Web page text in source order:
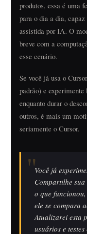
produtos, essa é uma
para o dia a dia,
assistida por IA. O
breve com a
esse cenário.
Se você já usa o
padrão) e
enquanto durar o
outros, é mais um
seriamente o Cursor.
Você já
Compartilhe
o que
ele se compara
Atualizarei esta
usuários e